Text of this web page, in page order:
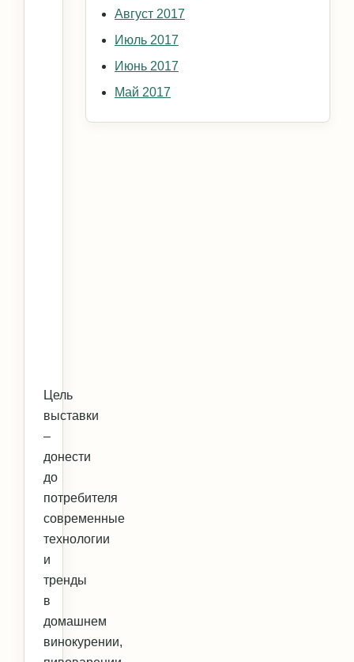
Цель
выставки
–
донести
до
потребителя
современные
технологии
и
тренды
в
домашнем
винокурении,
Август 2017
Июль 2017
Июнь 2017
Май 2017